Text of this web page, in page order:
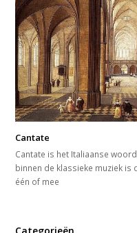
Cantate
Cantate is het Italiaanse
binnen de klassieke muziek
één of mee